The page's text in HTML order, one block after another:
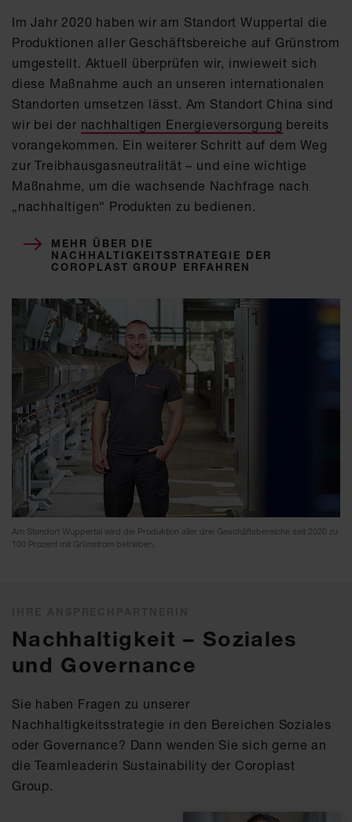
Im Jahr 2020 haben wir am Standort Wuppertal die
Produktionen aller Geschäftsbereiche auf Grünstrom
umgestellt. Aktuell überprüfen wir, inwieweit sich
diese Maßnahme auch an unseren internationalen
Standorten umsetzen lässt. Am Standort China sind
wir bei der nachhaltigen Energieversorgung bereits
vorangekommen. Ein weiterer Schritt auf dem Weg
zur Treibhausgasneutralität – und eine wichtige
Maßnahme, um die wachsende Nachfrage nach
„nachhaltigen“ Produkten zu bedienen.
MEHR ÜBER DIE
NACHHALTIGKEITSSTRATEGIE DER
COROPLAST GROUP ERFAHREN
Am Standort Wuppertal wird die Produktion aller drei Geschäftsbereiche seit 2020 zu
100 Prozent mit Grünstrom betrieben.
Nachhaltigkeit – Soziales
und Governance
Sie haben Fragen zu unserer
Nachhaltigkeitsstrategie in den Bereichen Soziales
oder Governance? Dann wenden Sie sich gerne an
die Teamleaderin Sustainability der Coroplast
Group.